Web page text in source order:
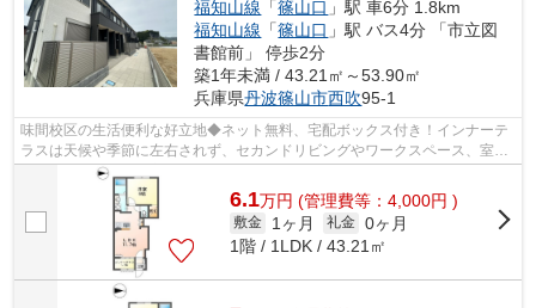
福知山線 「篠山口 」駅 車6分 1.8km
福知山線 「篠山口 」駅 バス4分 「市立図
書館前」 停歩2分
築1年未満 / 43.21㎡～53.90㎡
兵庫県丹波篠山市西吹95-1
味間校区の生活便利な好立地◆ネット無料、宅配ボックス付き！インナーテ
ラスは天候や季節に左右されず、セカンドリビングやワークスペース、室内
干しなど様々な使い方が可能です◎
6.1万円 (管理費等：4,000円 )
敷金 1ヶ月 礼金 0ヶ月
1階 / 1LDK / 43.21㎡